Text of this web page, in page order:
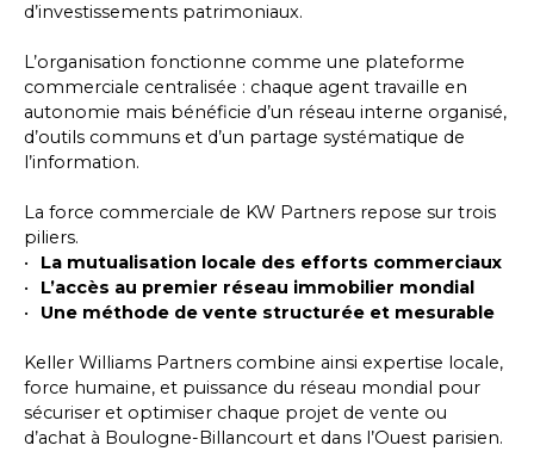
d’investissements patrimoniaux.
L’organisation fonctionne comme une plateforme
commerciale centralisée : chaque agent travaille en
autonomie mais bénéficie d’un réseau interne organisé,
d’outils communs et d’un partage systématique de
l’information.
La force commerciale de KW Partners repose sur trois
piliers.
La mutualisation locale des efforts commerciaux
L’accès au premier réseau immobilier mondial
Une méthode de vente structurée et mesurable
Keller Williams Partners combine ainsi expertise locale,
force humaine, et puissance du réseau mondial pour
sécuriser et optimiser chaque projet de vente ou
d’achat à Boulogne-Billancourt et dans l’Ouest parisien.